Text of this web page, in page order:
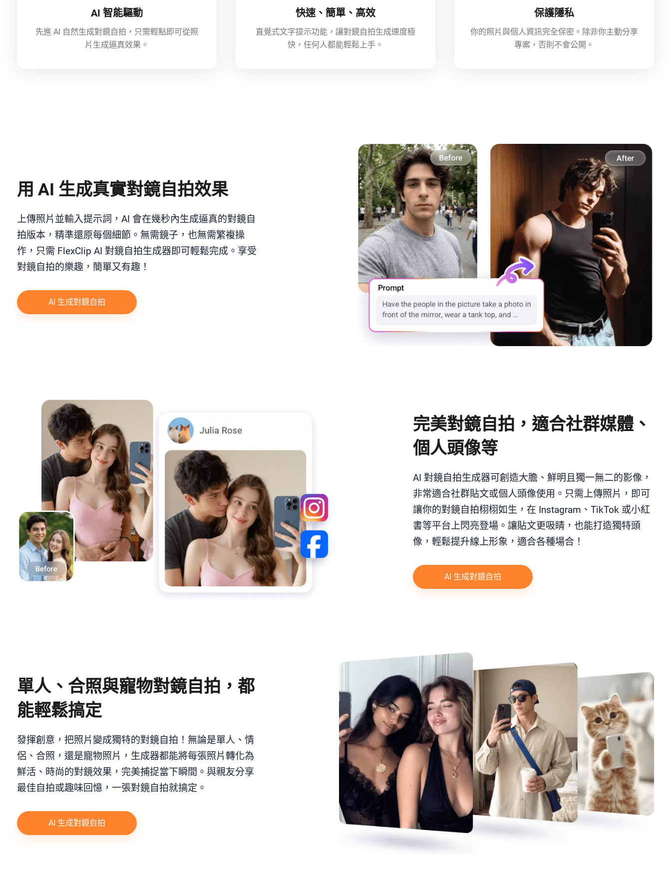
AI 智能驅動
先進 AI 自然生成對鏡自拍，只需輕點即可從照
片生成逼真效果。
快速、簡單、高效
直覺式文字提示功能，讓對鏡自拍生成速度極
快，任何人都能輕鬆上手。
保護隱私
你的照片與個人資訊完全保密。除非你主動分享
專案，否則不會公開。
用 AI 生成真實對鏡自拍效果
上傳照片並輸入提示詞，AI 會在幾秒內生成逼真的對鏡自
拍版本，精準還原每個細節。無需鏡子，也無需繁複操
作，只需 FlexClip AI 對鏡自拍生成器即可輕鬆完成。享受
對鏡自拍的樂趣，簡單又有趣！
AI 生成對鏡自拍
完美對鏡自拍，適合社群媒體、
個人頭像等
AI 對鏡自拍生成器可創造大膽、鮮明且獨一無二的影像，
非常適合社群貼文或個人頭像使用。只需上傳照片，即可
讓你的對鏡自拍栩栩如生，在 Instagram、TikTok 或小紅
書等平台上閃亮登場。讓貼文更吸睛，也能打造獨特頭
像，輕鬆提升線上形象，適合各種場合！
AI 生成對鏡自拍
單人、合照與寵物對鏡自拍，都
能輕鬆搞定
發揮創意，把照片變成獨特的對鏡自拍！無論是單人、情
侶、合照，還是寵物照片，生成器都能將每張照片轉化為
鮮活、時尚的對鏡效果，完美捕捉當下瞬間。與親友分享
最佳自拍或趣味回憶，一張對鏡自拍就搞定。
AI 生成對鏡自拍